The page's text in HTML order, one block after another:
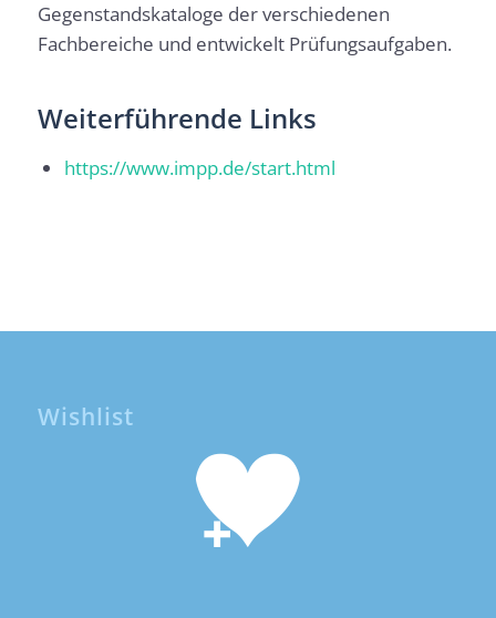
Gegenstandskataloge der verschiedenen
Fachbereiche und entwickelt Prüfungsaufgaben.
Weiterführende Links
https://www.impp.de/start.html
Wishlist